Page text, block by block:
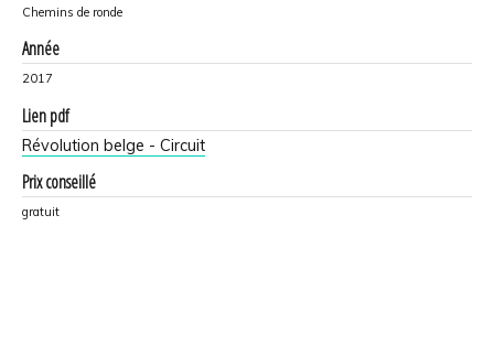
Chemins de ronde
Année
2017
Lien pdf
Révolution belge - Circuit
Prix conseillé
gratuit